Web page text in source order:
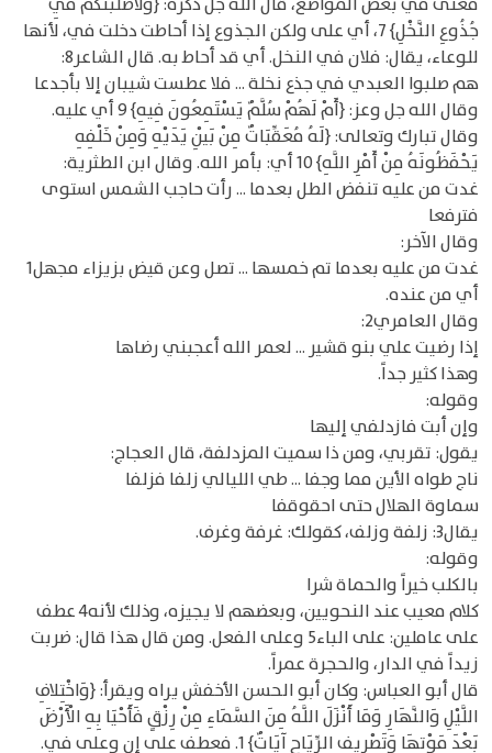
جُذُوعِ النَّخْلِ} 7، أي على ولكن الجذوع إذا أحاطت دخلت في، لأنها
للوعاء، يقال: فلان في النخل. أي قد أحاط به. قال الشاعر8:
هم صلبوا العبدي في جذع نخلة ... فلا عطست شيبان إلا بأجدعا
وقال الله جل وعز: {أَمْ لَهُمْ سُلَّمٌ يَسْتَمِعُونَ فِيهِ} 9 أي عليه.
وقال تبارك وتعالى: {لَهُ مُعَقِّبَاتٌ مِنْ بَيْنِ يَدَيْهِ وَمِنْ خَلْفِهِ
يَحْفَظُونَهُ مِنْ أَمْرِ اللَّهِ} 10 أي: بأمر الله. وقال ابن الطثرية:
غدت من عليه تنفض الطل بعدما ... رأت حاجب الشمس استوى
فترفعا
وقال الآخر:
غدت من عليه بعدما تم خمسها ... تصل وعن قيض بزيزاء مجهل1
أي من عنده.
وقال العامري2:
إذا رضيت علي بنو قشير ... لعمر الله أعجبني رضاها
وهذا كثير جداً.
وقوله:
وإن أبت فازدلفي إليها
يقول: تقربي، ومن ذا سميت المزدلفة، قال العجاج:
ناج طواه الأين مما وجفا ... طي الليالي زلفا فزلفا
سماوة الهلال حتى احقوقفا
يقال3: زلفة وزلف، كقولك: غرفة وغرف.
وقوله:
بالكلب خيراً والحماة شرا
كلام معيب عند النحويين، وبعضهم لا يجيزه، وذلك لأنه4 عطف
على عاملين: على الباء5 وعلى الفعل. ومن قال هذا قال: ضربت
زيداً في الدار، والحجرة عمراً.
قال أبو العباس: وكان أبو الحسن الأخفش يراه ويقرأ: {وَاخْتِلافِ
اللَّيْلِ وَالنَّهَارِ وَمَا أَنْزَلَ اللَّهُ مِنَ السَّمَاءِ مِنْ رِزْقٍ فَأَحْيَا بِهِ الْأَرْضَ
بَعْدَ مَوْتِهَا وَتَصْرِيفِ الرِّيَاحِ آيَاتٌ} 1. فعطف على إن وعلى في.